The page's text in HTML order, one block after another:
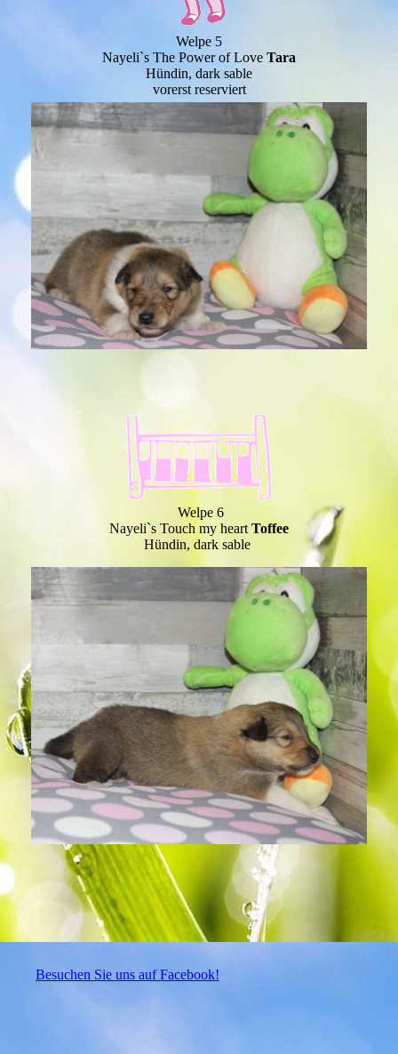
Welpe 5
Nayeli`s The Power of Love Tara
Hündin, dark sable
vorerst reserviert
Welpe 6
Nayeli`s Touch my heart Toffee
Hündin, dark sable
Besuchen Sie uns auf Facebook!